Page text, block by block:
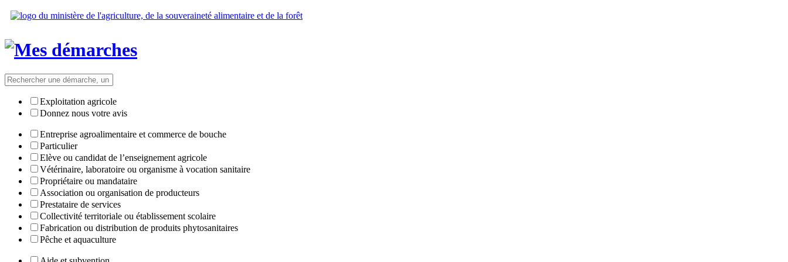
Exploitation agricole
Donnez nous votre avis
Entreprise agroalimentaire et commerce de bouche
Particulier
Elève ou candidat de l’enseignement agricole
Vétérinaire, laboratoire ou organisme à vocation sanitaire
Propriétaire ou mandataire
Association ou organisation de producteurs
Prestataire de services
Collectivité territoriale ou établissement scolaire
Fabrication ou distribution de produits phytosanitaires
Pêche et aquaculture